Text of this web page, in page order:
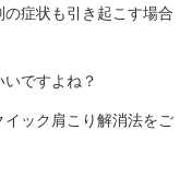
症状も引き起こす場合
ですよね？
ック肩こり解消法をご